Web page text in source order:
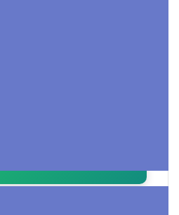
Canale WhatsApp!
per primo.
group="1"